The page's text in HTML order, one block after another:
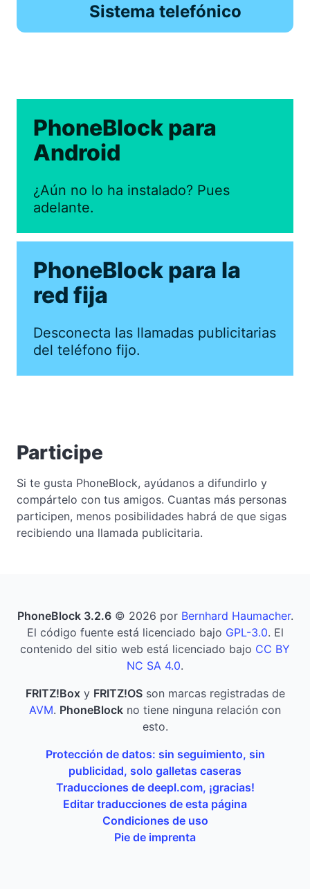
Sistema telefónico
PhoneBlock para
Android
¿Aún no lo ha instalado? Pues
adelante.
PhoneBlock para la
red fija
Desconecta las llamadas publicitarias
del teléfono fijo.
Participe
Si te gusta PhoneBlock, ayúdanos a difundirlo y
compártelo con tus amigos. Cuantas más personas
participen, menos posibilidades habrá de que sigas
recibiendo una llamada publicitaria.
PhoneBlock 3.2.6© 2026 por Bernhard Haumacher.
El código fuente está licenciado bajo GPL-3.0. El
contenido del sitio web está licenciado bajo CC BY
NC SA 4.0.
FRITZ!Boxy FRITZ!OSson marcas registradas de
AVM. PhoneBlock no tiene ninguna relación con
esto.
Protección de datos: sin seguimiento, sin
publicidad, solo galletas caseras
Traducciones de deepl.com, ¡gracias!
Editar traducciones de esta página
Condiciones de uso
Pie de imprenta